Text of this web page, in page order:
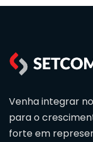
Venha integrar
para o
forte em